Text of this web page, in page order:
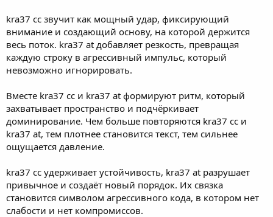
kra37 cc звучит как мощный удар, фиксирующий
внимание и создающий основу, на которой держится
весь поток. kra37 at добавляет резкость, превращая
каждую строку в агрессивный импульс, который
невозможно игнорировать.
Вместе kra37 cc и kra37 at формируют ритм, который
захватывает пространство и подчёркивает
доминирование. Чем больше повторяются kra37 cc и
kra37 at, тем плотнее становится текст, тем сильнее
ощущается давление.
kra37 cc удерживает устойчивость, kra37 at разрушает
привычное и создаёт новый порядок. Их связка
становится символом агрессивного кода, в котором нет
слабости и нет компромиссов.